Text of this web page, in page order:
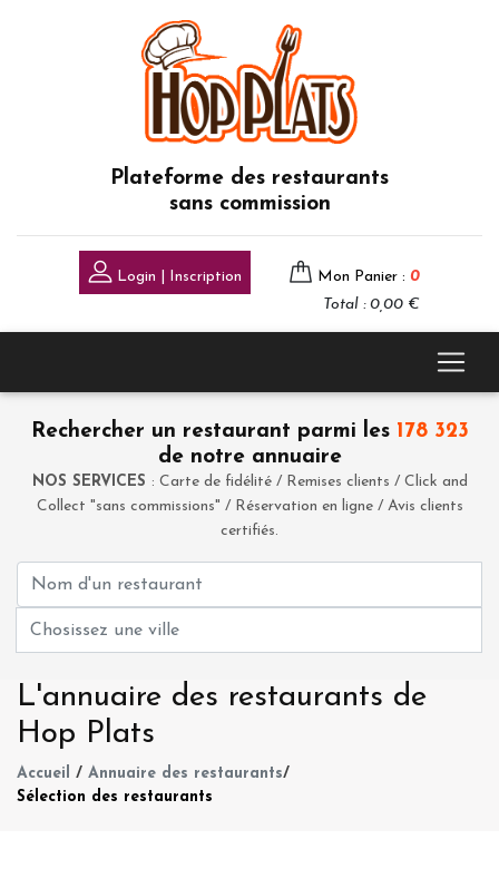
Plateforme des restaurants
sans commission
Login | Inscription Mon Panier : 0
Total : 0,00 €
Rechercher un restaurant parmi les 178 323
de notre annuaire
NOS SERVICES : Carte de fidélité / Remises clients / Click and
Collect "sans commissions" / Réservation en ligne / Avis clients
certifiés.
L'annuaire des restaurants de
Hop Plats
Accueil / Annuaire des restaurants/
Sélection des restaurants